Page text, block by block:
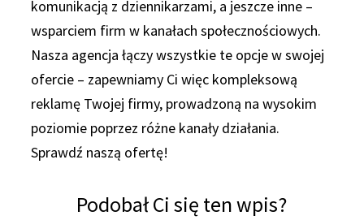
komunikacją z dziennikarzami, a jeszcze inne –
wsparciem firm w kanałach społecznościowych.
Nasza agencja łączy wszystkie te opcje w swojej
ofercie – zapewniamy Ci więc kompleksową
reklamę Twojej firmy, prowadzoną na wysokim
poziomie poprzez różne kanały działania.
Sprawdź naszą ofertę!
Podobał Ci się ten wpis?